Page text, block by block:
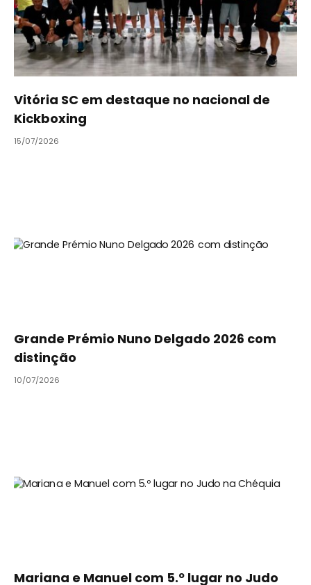
Vitória SC em destaque no nacional de
Kickboxing
15/07/2026
Grande Prémio Nuno Delgado 2026 com
distinção
10/07/2026
Mariana e Manuel com 5.º lugar no Judo